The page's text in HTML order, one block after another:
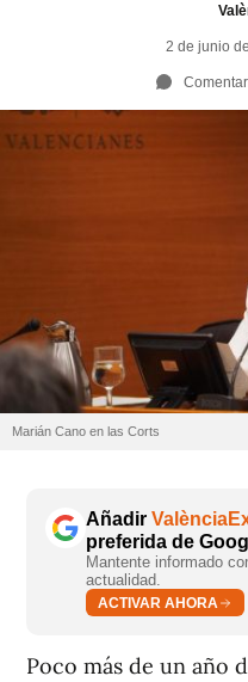
2 de junio
Marián Cano en las Corts
Añadir
preferida de
Mantente informado
actualidad.
ACTIVAR AHORA
Poco más de un año